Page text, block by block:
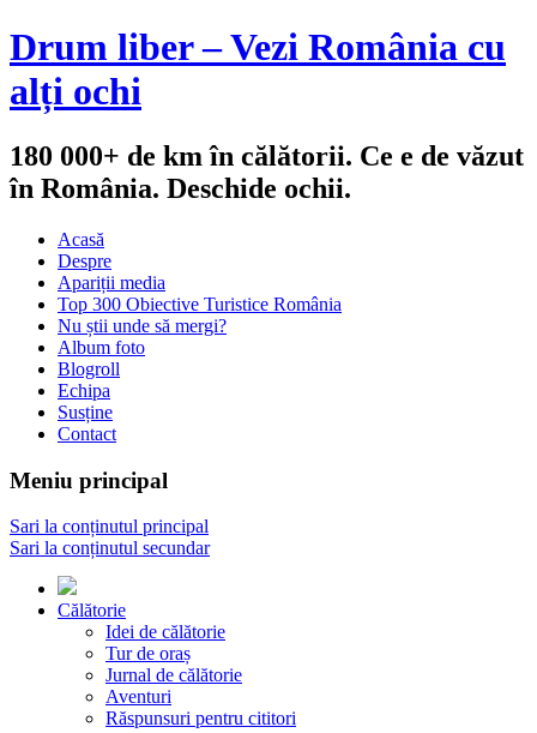
Drum liber – Vezi România cu
alți ochi
180 000+ de km în călătorii. Ce e de văzut
în România. Deschide ochii.
Acasă
Despre
Apariții media
Top 300 Obiective Turistice România
Nu știi unde să mergi?
Album foto
Blogroll
Echipa
Susține
Contact
Meniu principal
Sari la conținutul principal
Sari la conținutul secundar
Călătorie
Idei de călătorie
Tur de oraș
Jurnal de călătorie
Aventuri
Răspunsuri pentru cititori